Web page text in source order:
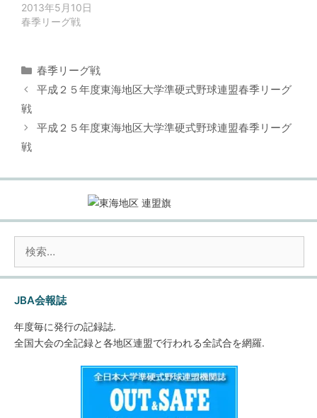
2013年5月10日
春季リーグ戦
カ
テ
ゴ
ー
春季リーグ戦
平成２５年度東海地区大学準硬式野球連盟春季リーグ
戦
平成２５年度東海地区大学準硬式野球連盟春季リーグ
戦
JBA会報誌
年度毎に発行の記録誌.
全国大会の全記録と各地区連盟で行われる全試合を網羅.